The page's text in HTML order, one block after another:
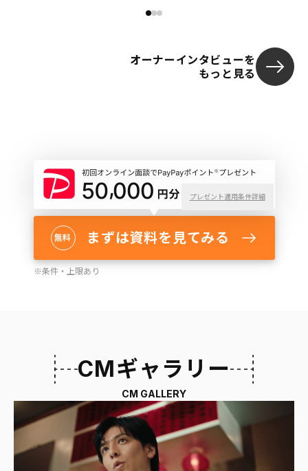
オーナーインタビューを
もっと見る
プレゼント適用条件詳細
無料 まずは資料を見てみる
※条件・上限あり
CMギャラリー
CM GALLERY